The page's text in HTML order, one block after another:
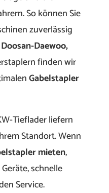
So können Sie
zuverlässig
Doosan-Daewoo,
finden wir
Gabelstapler
Tieflader liefern
Standort. Wenn
mieten,
schnelle
Service.